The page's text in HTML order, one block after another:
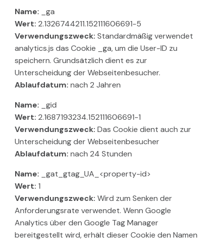
Name: _ga
Wert: 2.1326744211.152111606691-5
Verwendungszweck: Standardmäßig verwendet
analytics.js das Cookie _ga, um die User-ID zu
speichern. Grundsätzlich dient es zur
Unterscheidung der Webseitenbesucher.
Ablaufdatum: nach 2 Jahren
Name: _gid
Wert: 2.1687193234.152111606691-1
Verwendungszweck: Das Cookie dient auch zur
Unterscheidung der Webseitenbesucher
Ablaufdatum: nach 24 Stunden
Name: _gat_gtag_UA_<property-id>
Wert: 1
Verwendungszweck: Wird zum Senken der
Anforderungsrate verwendet. Wenn Google
Analytics über den Google Tag Manager
bereitgestellt wird, erhält dieser Cookie den Namen